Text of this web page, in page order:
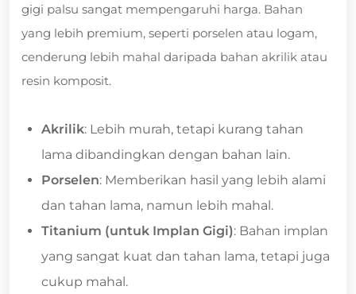
gigi palsu sangat mempengaruhi harga. Bahan
yang lebih premium, seperti porselen atau logam,
cenderung lebih mahal daripada bahan akrilik atau
resin komposit.
Akrilik: Lebih murah, tetapi kurang tahan
lama dibandingkan dengan bahan lain.
Porselen: Memberikan hasil yang lebih alami
dan tahan lama, namun lebih mahal.
Titanium (untuk Implan Gigi): Bahan implan
yang sangat kuat dan tahan lama, tetapi juga
cukup mahal.